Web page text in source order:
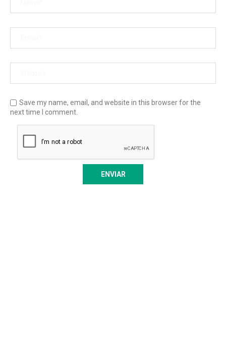
Save my name, email, and website in this browser for the
next time I comment.